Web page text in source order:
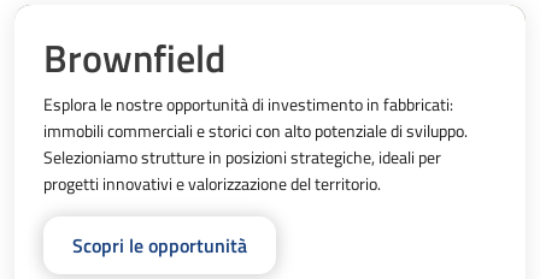
Brownfield
Esplora le nostre opportunità di investimento in fabbricati:
immobili commerciali e storici con alto potenziale di sviluppo.
Selezioniamo strutture in posizioni strategiche, ideali per
progetti innovativi e valorizzazione del territorio.
Scopri le opportunità